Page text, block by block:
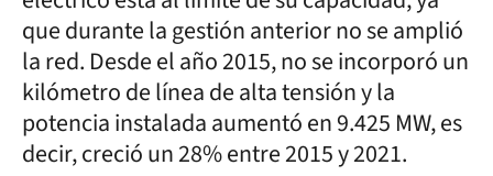
que durante la gestión anterior no se amplió
la red. Desde el año 2015, no se incorporó un
kilómetro de línea de alta tensión y la
potencia instalada aumentó en 9.425 MW, es
decir, creció un 28% entre 2015 y 2021.